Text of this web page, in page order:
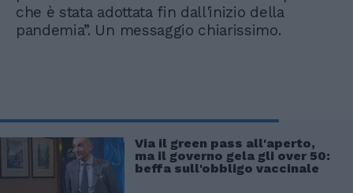
che è stata adottata fin dall'inizio della
pandemia”. Un messaggio chiarissimo.
Via il green pass all'aperto,
ma il governo gela gli over 50:
beffa sull'obbligo vaccinale